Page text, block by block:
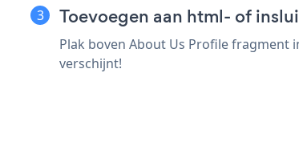
Toevoegen aan html- of
Plak boven About Us Profile fragment
verschijnt!